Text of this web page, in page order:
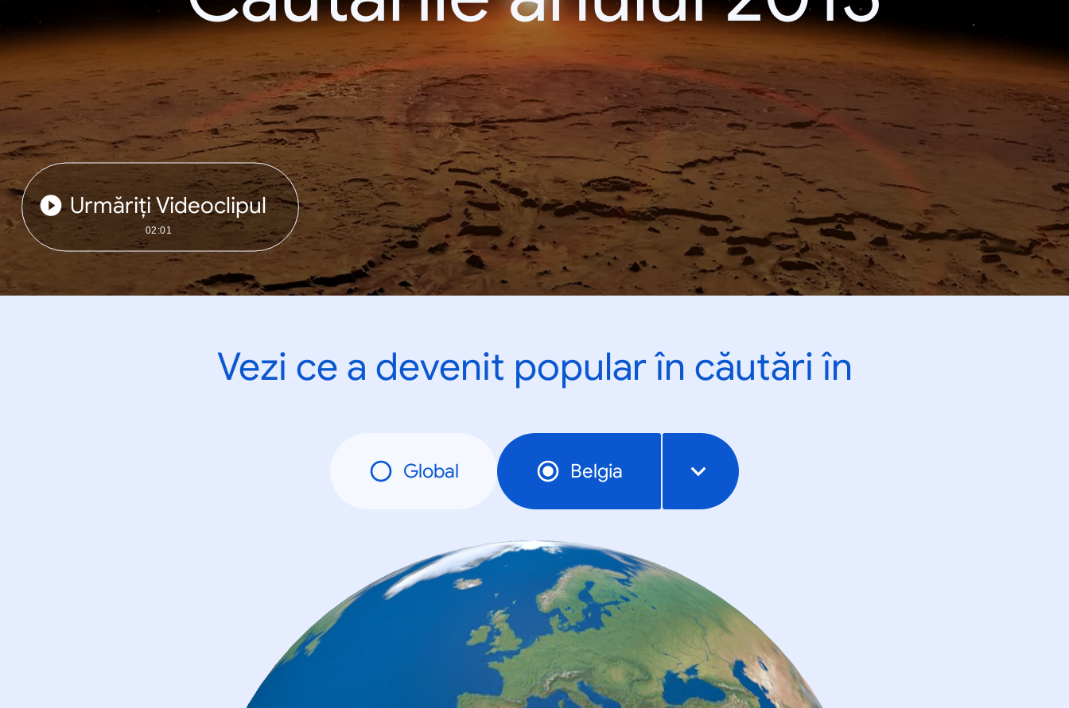
Urmăriți Videoclipul
02:01
Vezi ce a devenit popular în căutări în
Global Belgia